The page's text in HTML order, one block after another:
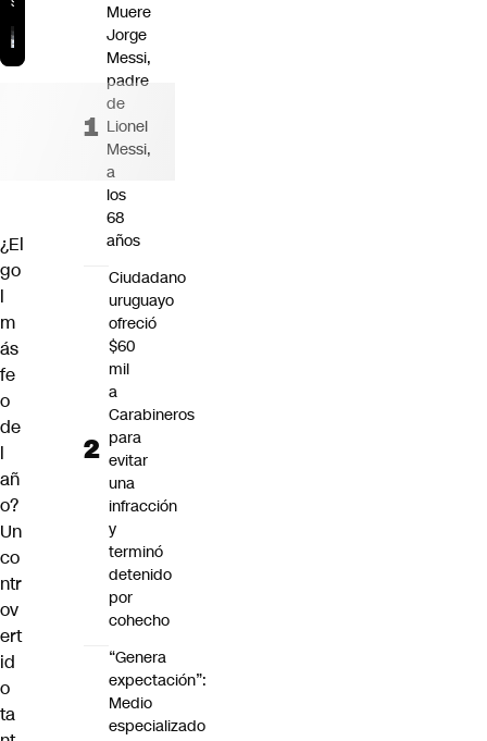
¿El
go
l
m
ás
fe
o
de
l
añ
o?
Un
co
ntr
ov
ert
id
o
ta
Muere
Jorge
Messi,
padre
de
Lionel
Messi,
a
los
68
años
Ciudadano
uruguayo
ofreció
$60
mil
a
Carabineros
para
evitar
una
infracción
y
terminó
detenido
por
cohecho
“Genera
expectación”:
Medio
especializado